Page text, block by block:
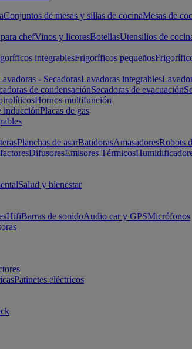
Conjuntos de mesas y sillas de cocinaMesas de
chefVinos y licoresBotellasUtensilios de
integrablesFrigoríficos pequeños
- SecadorasLavadoras integrables
de condensaciónSecadoras de evacuación
Hornos multifunción
inducciónPlacas de gas
Planchas de asarBatidorasAmasadoresRobots
DifusoresEmisores Térmicos
Salud y bienestar
HifiBarras de sonidoAudio car y GPSMicrófonos
Patinetes eléctricos